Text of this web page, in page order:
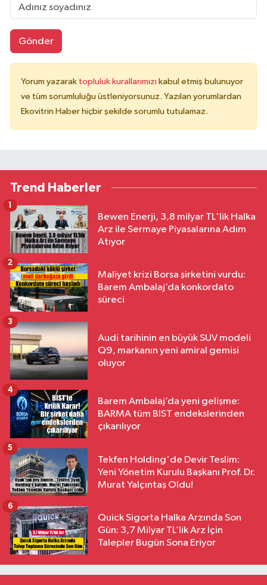
Gönder
Yorum yazarak topluluk kurallarımızı kabul etmiş bulunuyor
ve tüm sorumluluğu üstleniyorsunuz. Yazılan yorumlardan
Ekovitrin Haber hiçbir şekilde sorumlu tutulamaz.
Trend Haberler
Bewen Enerji, 3,8 milyar TL'lik Halka
Arz ile Sermaye Piyasalarına Adım
Atıyor
1
Maliyet krizi Borsa şirketini vurdu:
Barem Ambalaj’da konkordato
süreci
2
Audi tarihinin en büyük SUV modeli
Q9, markanın yeni amiral gemisi
oluyor
3
Barem Ambalaj’da yeni gelişme:
BARMA tüm BIST endekslerinden
çıkarılıyor
4
Tekfen Holding'de Devir Teslim:
Yeni Yönetim Kurulu Başkanı Prof. Dr.
Murat Yalçıntaş Oldu!
5
Quick Sigorta Halka Arzında Son
Gün: 3,7 Milyar TL’lik Arz İçin
Talepler Bugün Sona Eriyor
6